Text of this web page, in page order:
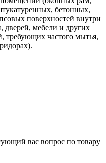
бетонных,
поверхностей внутри
дверей, мебели и других
требующих частого мытья,
вас вопрос по товару